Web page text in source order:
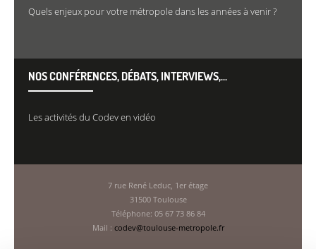
Quels enjeux pour votre métropole dans les années à venir ?
NOS CONFÉRENCES, DÉBATS, INTERVIEWS,...
Les activités du Codev en vidéo
7 rue René Leduc, 1er étage
31500 Toulouse
Téléphone: 05 67 73 86 84
Mail : codev@toulouse-metropole.fr